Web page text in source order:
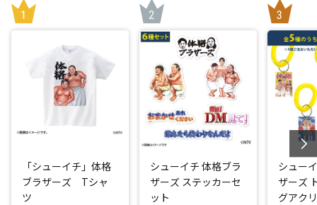
「シューイチ」体格
ブラザーズ Tシャ
ツ
シューイチ 体格ブラ
ザーズ ステッカーセ
ット
シュー
ザーズ
グアク